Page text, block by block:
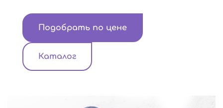
Подобрать по цене
Каталог